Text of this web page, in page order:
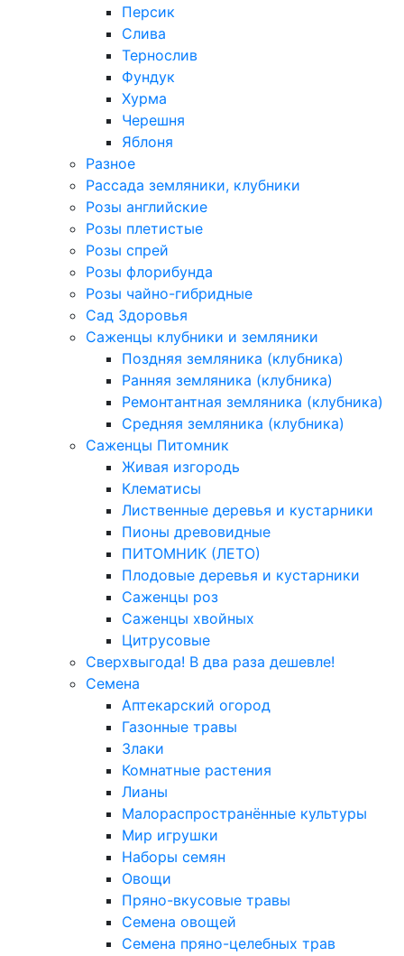
Персик
Слива
Тернослив
Фундук
Хурма
Черешня
Яблоня
Разное
Рассада земляники, клубники
Розы английские
Розы плетистые
Розы спрей
Розы флорибунда
Розы чайно-гибридные
Сад Здоровья
Саженцы клубники и земляники
Поздняя земляника (клубника)
Ранняя земляника (клубника)
Ремонтантная земляника (клубника)
Средняя земляника (клубника)
Саженцы Питомник
Живая изгородь
Клематисы
Лиственные деревья и кустарники
Пионы древовидные
ПИТОМНИК (ЛЕТО)
Плодовые деревья и кустарники
Саженцы роз
Саженцы хвойных
Цитрусовые
Сверхвыгода! В два раза дешевле!
Семена
Аптекарский огород
Газонные травы
Злаки
Комнатные растения
Лианы
Малораспространённые культуры
Мир игрушки
Наборы семян
Овощи
Пряно-вкусовые травы
Семена овощей
Семена пряно-целебных трав